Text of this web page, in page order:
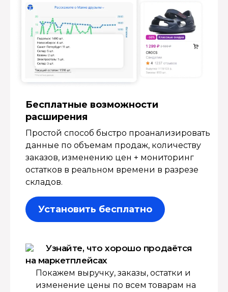
Бесплатные возмож­ности
расширения
Простой способ быстро проанализировать
данные по объемам продаж, количеству
заказов, изменению цен + мониторинг
остатков в реальном времени в разрезе
складов.
Установить бесплатно
Узнайте, что хорошо продаётся
на маркетплейсах
Покажем выручку, заказы, остатки и
изменение цены по всем товарам на